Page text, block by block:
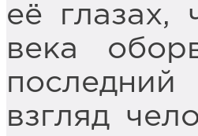
её глазах,
века
взгляд